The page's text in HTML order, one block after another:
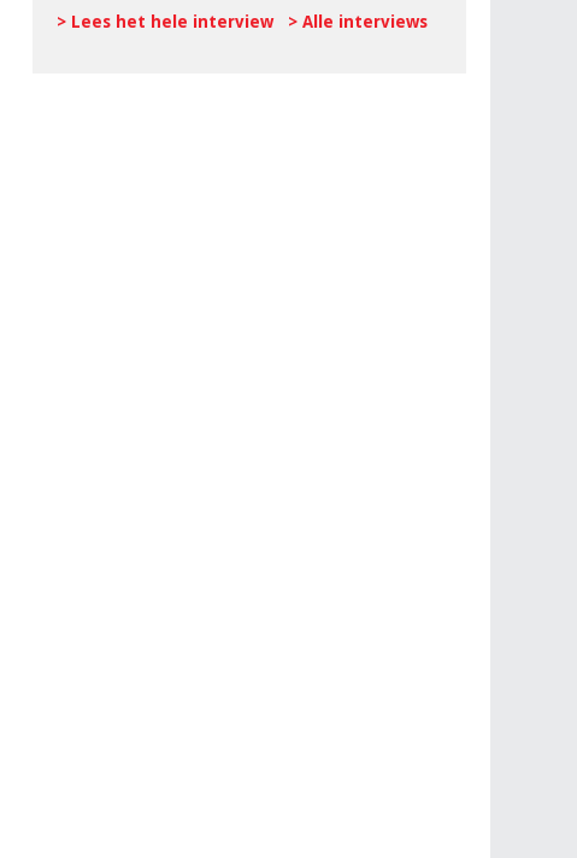
> Lees het hele interview > Alle interviews